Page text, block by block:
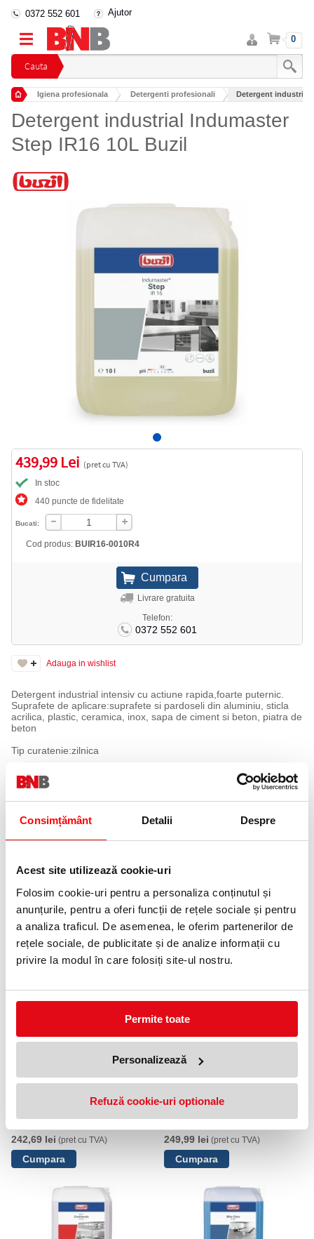
Consimțământ Detalii Despre
Acest site utilizează cookie-uri
Folosim cookie-uri pentru a personaliza conținutul și
anunțurile, pentru a oferi funcții de rețele sociale și pentru
a analiza traficul. De asemenea, le oferim partenerilor de
rețele sociale, de publicitate și de analize informații cu
privire la modul în care folosiți site-ul nostru.
Permite toate
Personalizează
Refuză cookie-uri optionale
Cauta
0372 552 601 Ajutor
Intra
in
cont
Cos 0
Igiena profesionala
Detergenti profesionali
Detergent industrial
Detergent industrial Indumaster
Step IR16 10L Buzil
439,99 Lei (pret cu TVA)
In stoc
440 puncte de fidelitate
Bucati:
Cod produs: BUIR16-0010R4
Livrare gratuita
Telefon:
0372 552 601
Adauga in wishlist
Detergent industrial intensiv cu actiune rapida,foarte puternic.
Suprafete de aplicare:suprafete si pardoseli din aluminiu, sticla
acrilica, plastic, ceramica, inox, sapa de ciment si beton, piatra de
beton
Tip curatenie:zilnica
Avantaje:
•Are o aderenta ridicata, impiedicand scurgerea de pe
dispersare si este compatibil cu majoritatea materialelor
•Este indicat in mod special pentru curatenia mecanica a scarilor
rulante
Dilutia recomandata la 10L apa:
100 – 200 ml – masina profesionala
100 ml – 1 L – monodisc/ pistol cu presiune
pH: 8.2 – 8.8
PRODUSE SIMILARE
Detergent industrial ecologic
Buzil
242,69 lei (pret cu TVA)
Detergent industrial
Buzil
249,99 lei (pret cu TVA)